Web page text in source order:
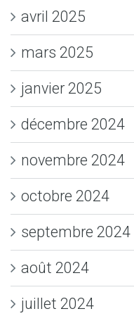
avril 2025
mars 2025
janvier 2025
décembre 2024
novembre 2024
octobre 2024
septembre 2024
août 2024
juillet 2024